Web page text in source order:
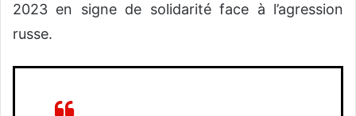
2023 en signe de solidarité face à l’agression
russe.